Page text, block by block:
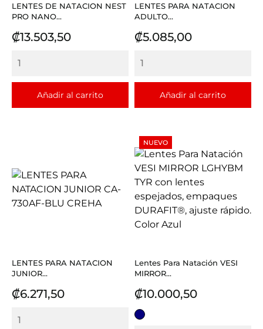
LENTES DE NATACION NEST
PRO NANO...
Precio
₡13.503,50
Añadir al carrito
LENTES PARA NATACION
ADULTO...
Precio
₡5.085,00
Añadir al carrito
LENTES PARA NATACION
JUNIOR...
Precio
₡6.271,50
Lentes Para Natación VESI
MIRROR...
Precio
₡10.000,50
AZUL
NUEVO